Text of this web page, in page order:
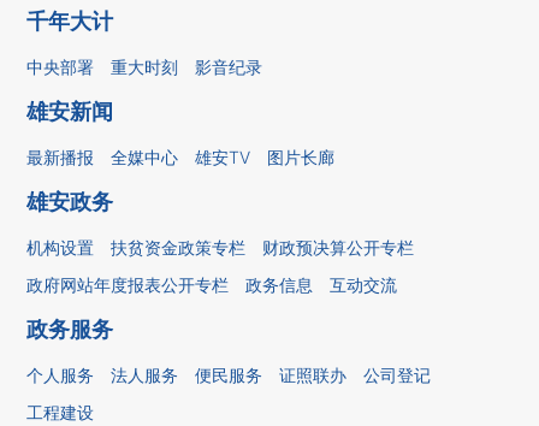
千年大计
中央部署 重大时刻 影音纪录
雄安新闻
最新播报 全媒中心 雄安TV 图片长廊
雄安政务
机构设置 扶贫资金政策专栏
财政预决算公开专栏
政府网站年度报表公开专栏
政务信息 互动交流
政务服务
个人服务 法人服务 便民服务 证照联办
公司登记
工程建设